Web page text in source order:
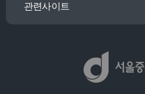
관련사이트